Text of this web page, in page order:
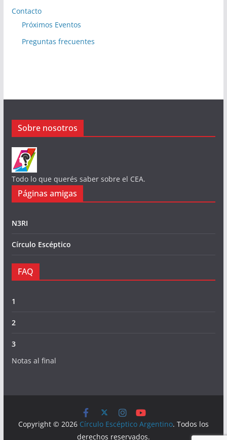
Contacto
Próximos Eventos
Preguntas frecuentes
Sobre nosotros
Todo lo que querés saber sobre el CEA.
Páginas amigas
N3RI
Círculo Escéptico
FAQ
1
2
3
Notas al final
Copyright © 2026 Círculo Escéptico Argentino. Todos los
derechos reservados.